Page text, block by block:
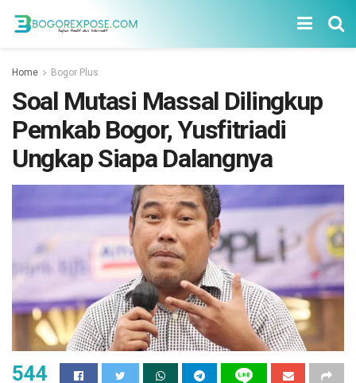
Home Bogor Plus
Soal Mutasi Massal Dilingkup
Pemkab Bogor, Yusfitriadi
Ungkap Siapa Dalangnya
544